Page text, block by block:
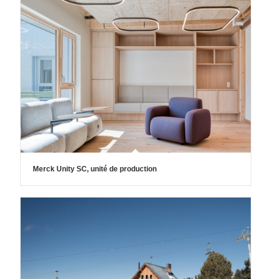
Merck Unity SC, unité de production